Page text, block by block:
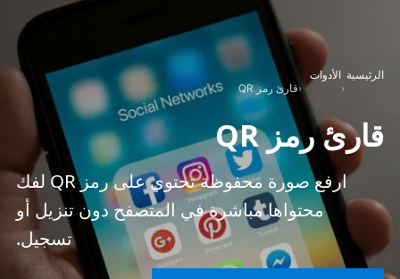
الرئيسية
›
الأدوات
›قارئ رمز QR
قارئ رمز QR
ارفع صورة محفوظة تحتوي على رمز QR لفك
محتواها مباشرة في المتصفح دون تنزيل أو
تسجيل.